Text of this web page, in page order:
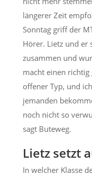
längerer Zeit
Sonntag griff der
Hörer. Lietz und er
zusammen und
macht einen richtig
offener Typ, und
jemanden
noch nicht so
sagt Buteweg.
Lietz setzt
In welcher Klasse